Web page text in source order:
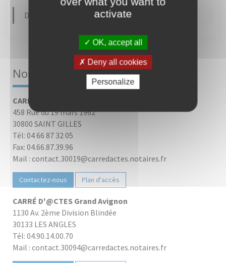
Dernière modification le 30/08/2023
Nos bureaux
CARRÉ D'@CTES Camargue
458 Rue du 19 mars 1962
30800 SAINT GILLES
Tél: 04 66 87 32 05
Fax: 04.66.87.39.96
Mail : contact.30019@carredactes.notaires.fr
Contactez-nous Plan d'accès
CARRÉ D'@CTES Grand Avignon
1130 Av. 2ème Division Blindée
30133 LES ANGLES
Tél: 04.90.14.00.70
Mail : contact.30094@carredactes.notaires.fr
activate
OK, accept all
Deny all cookies
Personalize